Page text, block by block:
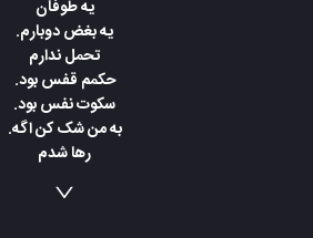
یه طوفان
یه بغض دوبارم.
تحمل ندارم
حکمم قفس بود.
سکوت نفس بود.
به من شک کن اگه.
رها شدم
اگرچه میمیرم